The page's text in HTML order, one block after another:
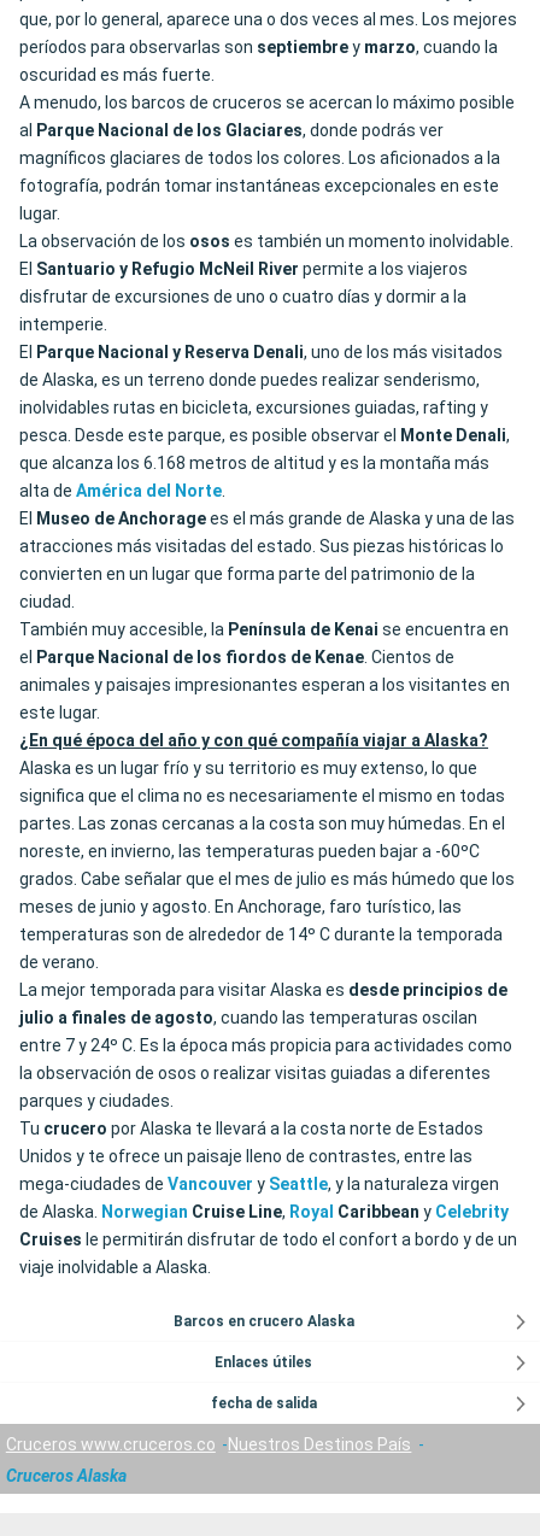
que, por lo general, aparece una o dos veces al mes. Los mejores
períodos para observarlas son septiembrey marzo, cuando la
oscuridad es más fuerte.
A menudo, los barcos de cruceros se acercan lo máximo posible
al Parque Nacional de los Glaciares, donde podrás ver
magníficos glaciares de todos los colores. Los aficionados a la
fotografía, podrán tomar instantáneas excepcionales en este
lugar.
La observación de los osos es también un momento inolvidable.
El Santuario y Refugio McNeil River permite a los viajeros
disfrutar de excursiones de uno o cuatro días y dormir a la
intemperie.
El
Parque Nacional y Reserva Denali, uno de los más visitados
de Alaska, es un terreno donde puedes realizar senderismo,
inolvidables rutas en bicicleta, excursiones guiadas, rafting y
pesca. Desde este parque, es posible observar el
Monte Denali,
que alcanza los 6.168 metros de altitud y es la montaña más
alta de América del Norte.
El
Museo de Anchoragees el más grande de Alaska y una de las
atracciones más visitadas del estado. Sus piezas históricas lo
convierten en un lugar que forma parte del patrimonio de la
ciudad.
También muy accesible, la Península de Kenai se encuentra en
el
Parque Nacional de los fiordos de Kenae. Cientos de
animales y paisajes impresionantes esperan a los visitantes en
este lugar.
¿En qué época del año y con qué compañía viajar a Alaska?
Alaska es un lugar frío y su territorio es muy extenso, lo que
significa que el clima no es necesariamente el mismo en todas
partes. Las zonas cercanas a la costa son muy húmedas. En el
noreste, en invierno, las temperaturas pueden bajar a -60ºC
grados. Cabe señalar que el mes de julio es más húmedo que los
meses de junio y agosto. En Anchorage, faro turístico, las
temperaturas son de alrededor de 14º C durante la temporada
de verano.
La mejor temporada para visitar Alaska es desde principios de
julio a finales de agosto, cuando las temperaturas oscilan
entre 7 y 24º C. Es la época más propicia para actividades como
la observación de osos o realizar visitas guiadas a diferentes
parques y ciudades.
Tu crucero por Alaska te llevará a la costa norte de Estados
Unidos y te ofrece un paisaje lleno de contrastes, entre las
mega-ciudades de Vancouver y Seattle, y la naturaleza virgen
de Alaska. Norwegian Cruise Line, Royal Caribbean y Celebrity
Cruises le permitirán disfrutar de todo el confort a bordo y de un
viaje inolvidable a Alaska.
Barcos en crucero Alaska
Enlaces útiles
fecha de salida
Cruceros www.cruceros.co
Nuestros Destinos País
Cruceros Alaska